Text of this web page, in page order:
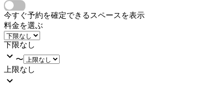
今すぐ予約を確定できるスペースを表示
料金を選ぶ
下限なし
〜
上限なし